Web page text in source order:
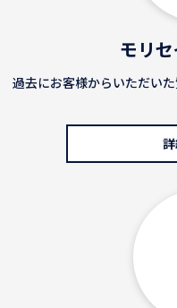
モリ
過去にお客様からいただい